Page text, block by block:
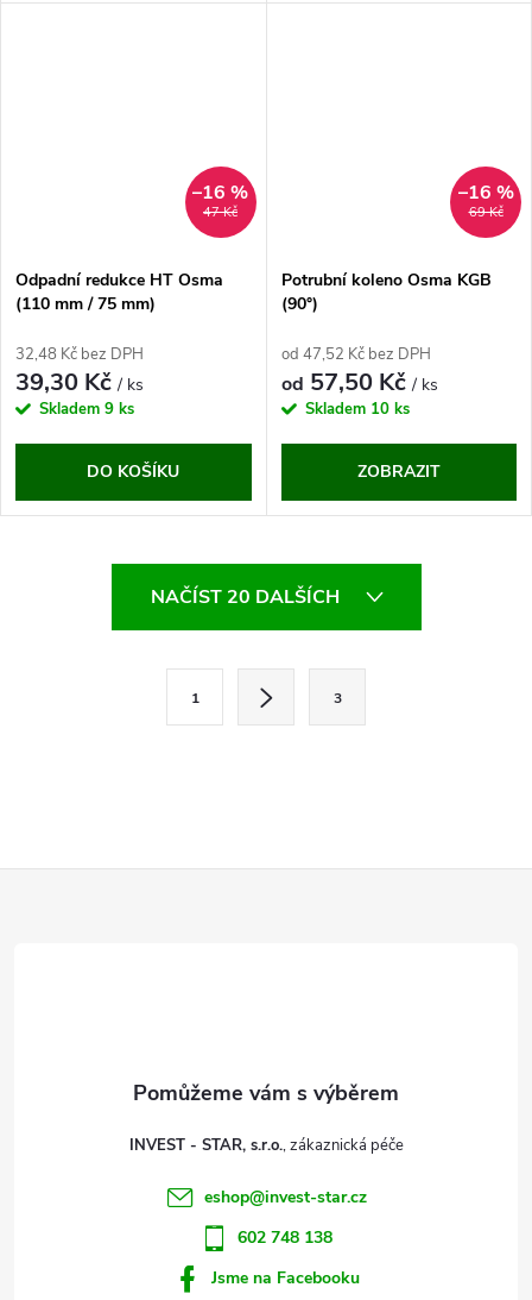
47 Kč
–16 %
Odpadní redukce HT Osma
(110 mm / 75 mm)
32,48 Kč bez DPH
39,30 Kč/ ks
Skladem 9 ks
DO KOŠÍKU
69 Kč
–16 %
Potrubní koleno Osma KGB
(90°)
od 47,52 Kč bez DPH
od 57,50 Kč/ ks
Skladem 10 ks
ZOBRAZIT
c
NAČÍST 20 DALŠÍCH
1 3
INVEST - STAR, s.r.o.
eshop@invest-star.cz
602 748 138
Jsme na Facebooku